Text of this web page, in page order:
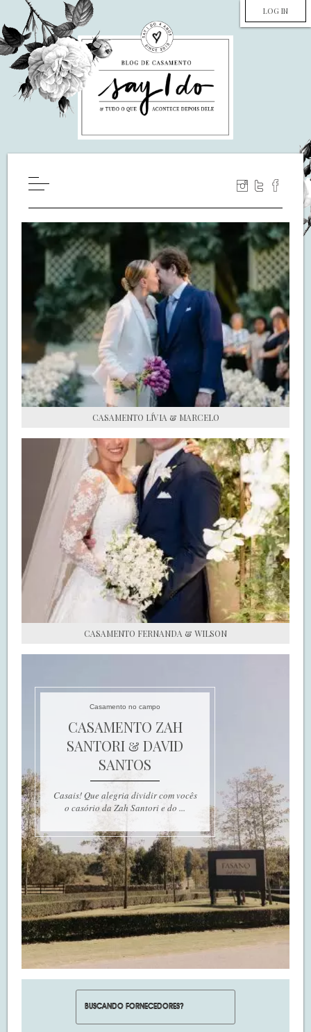
LOG IN
WILL YOU MARRY ME?
LUA DE MEL
COZINHA
DECORAÇÃO
DE NOIVA PRA NOIVA
S.O.S CASADAS
FALE COM O SAY I DO
CASAMENTO LÍVIA & MARCELO
CASAMENTO FERNANDA & WILSON
Casamento no campo
CASAMENTO ZAH
SANTORI & DAVID
SANTOS
Casais! Que alegria dividir com vocês
o casório da Zah Santori e do ...